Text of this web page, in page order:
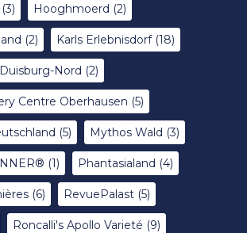
(3) Hooghmoerd (2)
(2) Karls Erlebnisdorf(18)
Nord (2)
Centre Oberhausen (5)
(5) Mythos Wald (3)
(1) Phantasialand (4)
(6) RevuePalast (5)
Roncalli's Apollo Varieté (9)